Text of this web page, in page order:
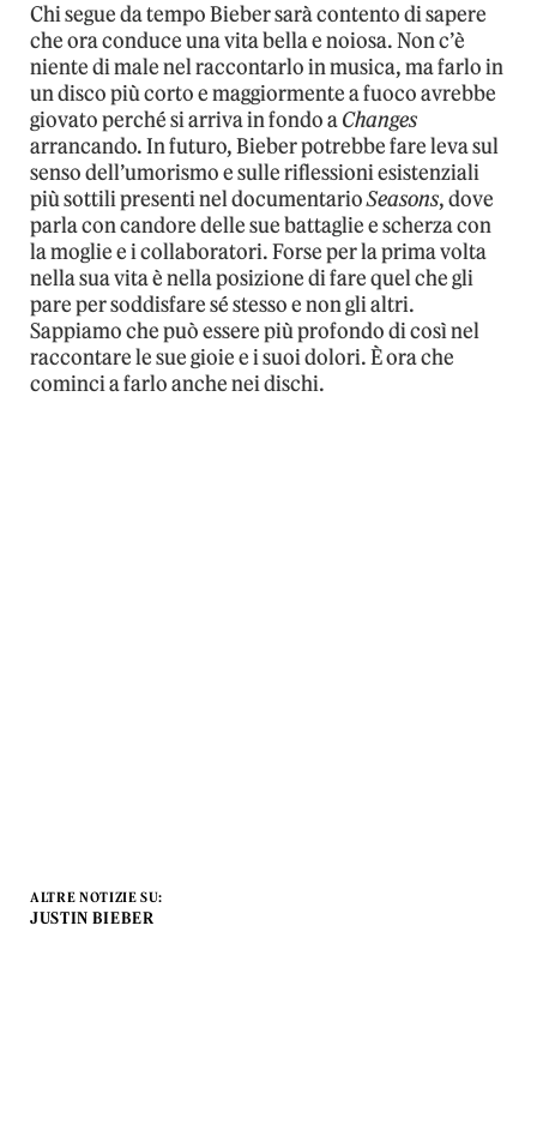
Chi segue da tempo Bieber sarà contento di sapere
che ora conduce una vita bella e noiosa. Non c’è
niente di male nel raccontarlo in musica, ma farlo in
un disco più corto e maggiormente a fuoco avrebbe
giovato perché si arriva in fondo aChanges
arrancando. In futuro, Bieber potrebbe fare leva sul
senso dell’umorismo e sulle riflessioni esistenziali
più sottili presenti nel documentarioSeasons, dove
parla con candore delle sue battaglie e scherza con
la moglie e i collaboratori. Forse per la prima volta
nella sua vita è nella posizione di fare quel che gli
pare per soddisfare sé stesso e non gli altri.
Sappiamo che può essere più profondo di così nel
raccontare le sue gioie e i suoi dolori. È ora che
cominci a farlo anche nei dischi.
ALTRE NOTIZIE SU:
JUSTIN BIEBER